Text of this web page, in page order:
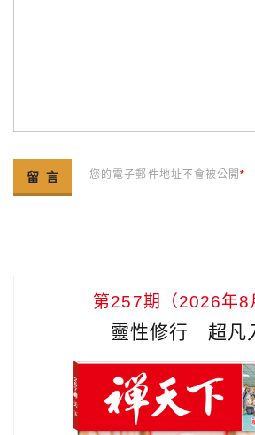
您的電子郵件地址不會被公開*
第257期（2026年8
靈性修行 超凡